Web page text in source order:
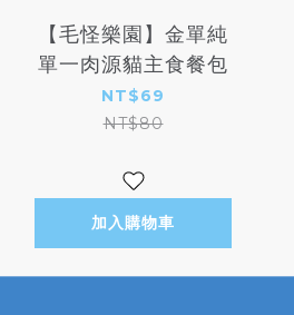
【毛怪樂園】金單純
單一肉源貓主食餐包
NT$69
NT$80
加入購物車